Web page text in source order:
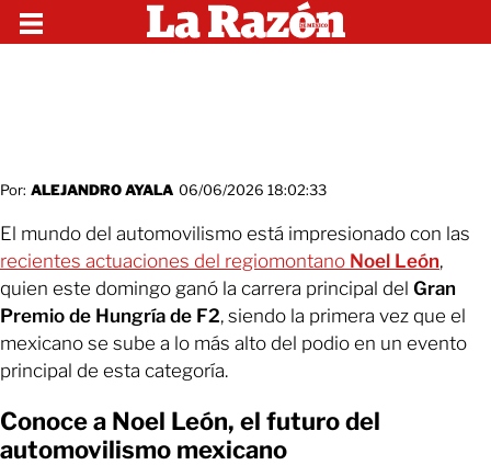
Por: ALEJANDRO AYALA 06/06/2026 18:02:33
El mundo del automovilismo está impresionado con las
recientes actuaciones del regiomontano Noel León,
quien este domingo ganó la carrera principal del Gran
Premio de Hungría de F2, siendo la primera vez que el
mexicano se sube a lo más alto del podio en un evento
principal de esta categoría.
Conoce a Noel León, el futuro del
automovilismo mexicano